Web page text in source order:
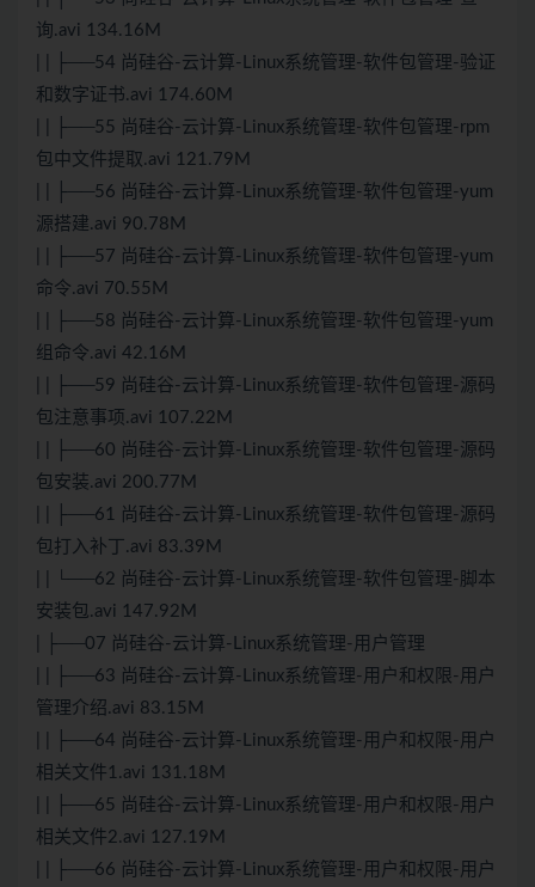
询.avi 134.16M
| | ├──54 尚硅谷-云计算-Linux系统管理-软件包管理-验证
和数字证书.avi 174.60M
| | ├──55 尚硅谷-云计算-Linux系统管理-软件包管理-rpm
包中文件提取.avi 121.79M
| | ├──56 尚硅谷-云计算-Linux系统管理-软件包管理-yum
源搭建.avi 90.78M
| | ├──57 尚硅谷-云计算-Linux系统管理-软件包管理-yum
命令.avi 70.55M
| | ├──58 尚硅谷-云计算-Linux系统管理-软件包管理-yum
组命令.avi 42.16M
| | ├──59 尚硅谷-云计算-Linux系统管理-软件包管理-源码
包注意事项.avi 107.22M
| | ├──60 尚硅谷-云计算-Linux系统管理-软件包管理-源码
包安装.avi 200.77M
| | ├──61 尚硅谷-云计算-Linux系统管理-软件包管理-源码
包打入补丁.avi 83.39M
| | └──62 尚硅谷-云计算-Linux系统管理-软件包管理-脚本
安装包.avi 147.92M
| ├──07 尚硅谷-云计算-Linux系统管理-用户管理
| | ├──63 尚硅谷-云计算-Linux系统管理-用户和权限-用户
管理介绍.avi 83.15M
| | ├──64 尚硅谷-云计算-Linux系统管理-用户和权限-用户
相关文件1.avi 131.18M
| | ├──65 尚硅谷-云计算-Linux系统管理-用户和权限-用户
相关文件2.avi 127.19M
| | ├──66 尚硅谷-云计算-Linux系统管理-用户和权限-用户